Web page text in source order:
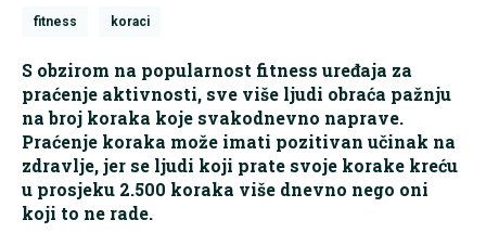
fitness koraci
S obzirom na popularnost fitness uređaja za
praćenje aktivnosti, sve više ljudi obraća pažnju
na broj koraka koje svakodnevno naprave.
Praćenje koraka može imati pozitivan učinak na
zdravlje, jer se ljudi koji prate svoje korake kreću
u prosjeku 2.500 koraka više dnevno nego oni
koji to ne rade.